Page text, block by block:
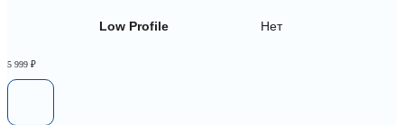
Low Profile Нет
5 999 ₽